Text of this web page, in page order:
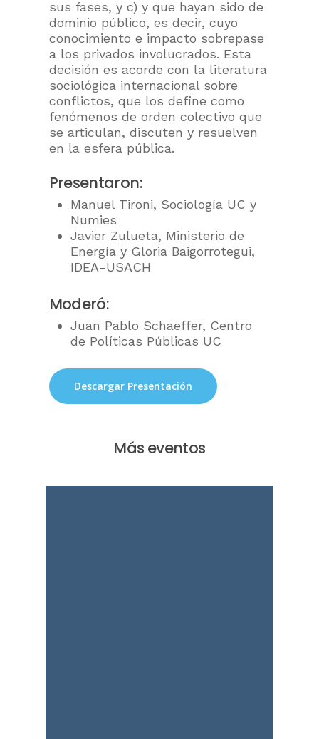
sus fases, y c) y que hayan sido de
dominio público, es decir, cuyo
conocimiento e impacto sobrepase
a los privados involucrados. Esta
decisión es acorde con la literatura
sociológica internacional sobre
conflictos, que los define como
fenómenos de orden colectivo que
se articulan, discuten y resuelven
en la esfera pública.
Presentaron:
Manuel Tironi, Sociología UC y
Numies
Javier Zulueta, Ministerio de
Energía y Gloria Baigorrotegui,
IDEA-USACH
Moderó:
Juan Pablo Schaeffer, Centro
de Políticas Públicas UC
Descargar Presentación
Más eventos